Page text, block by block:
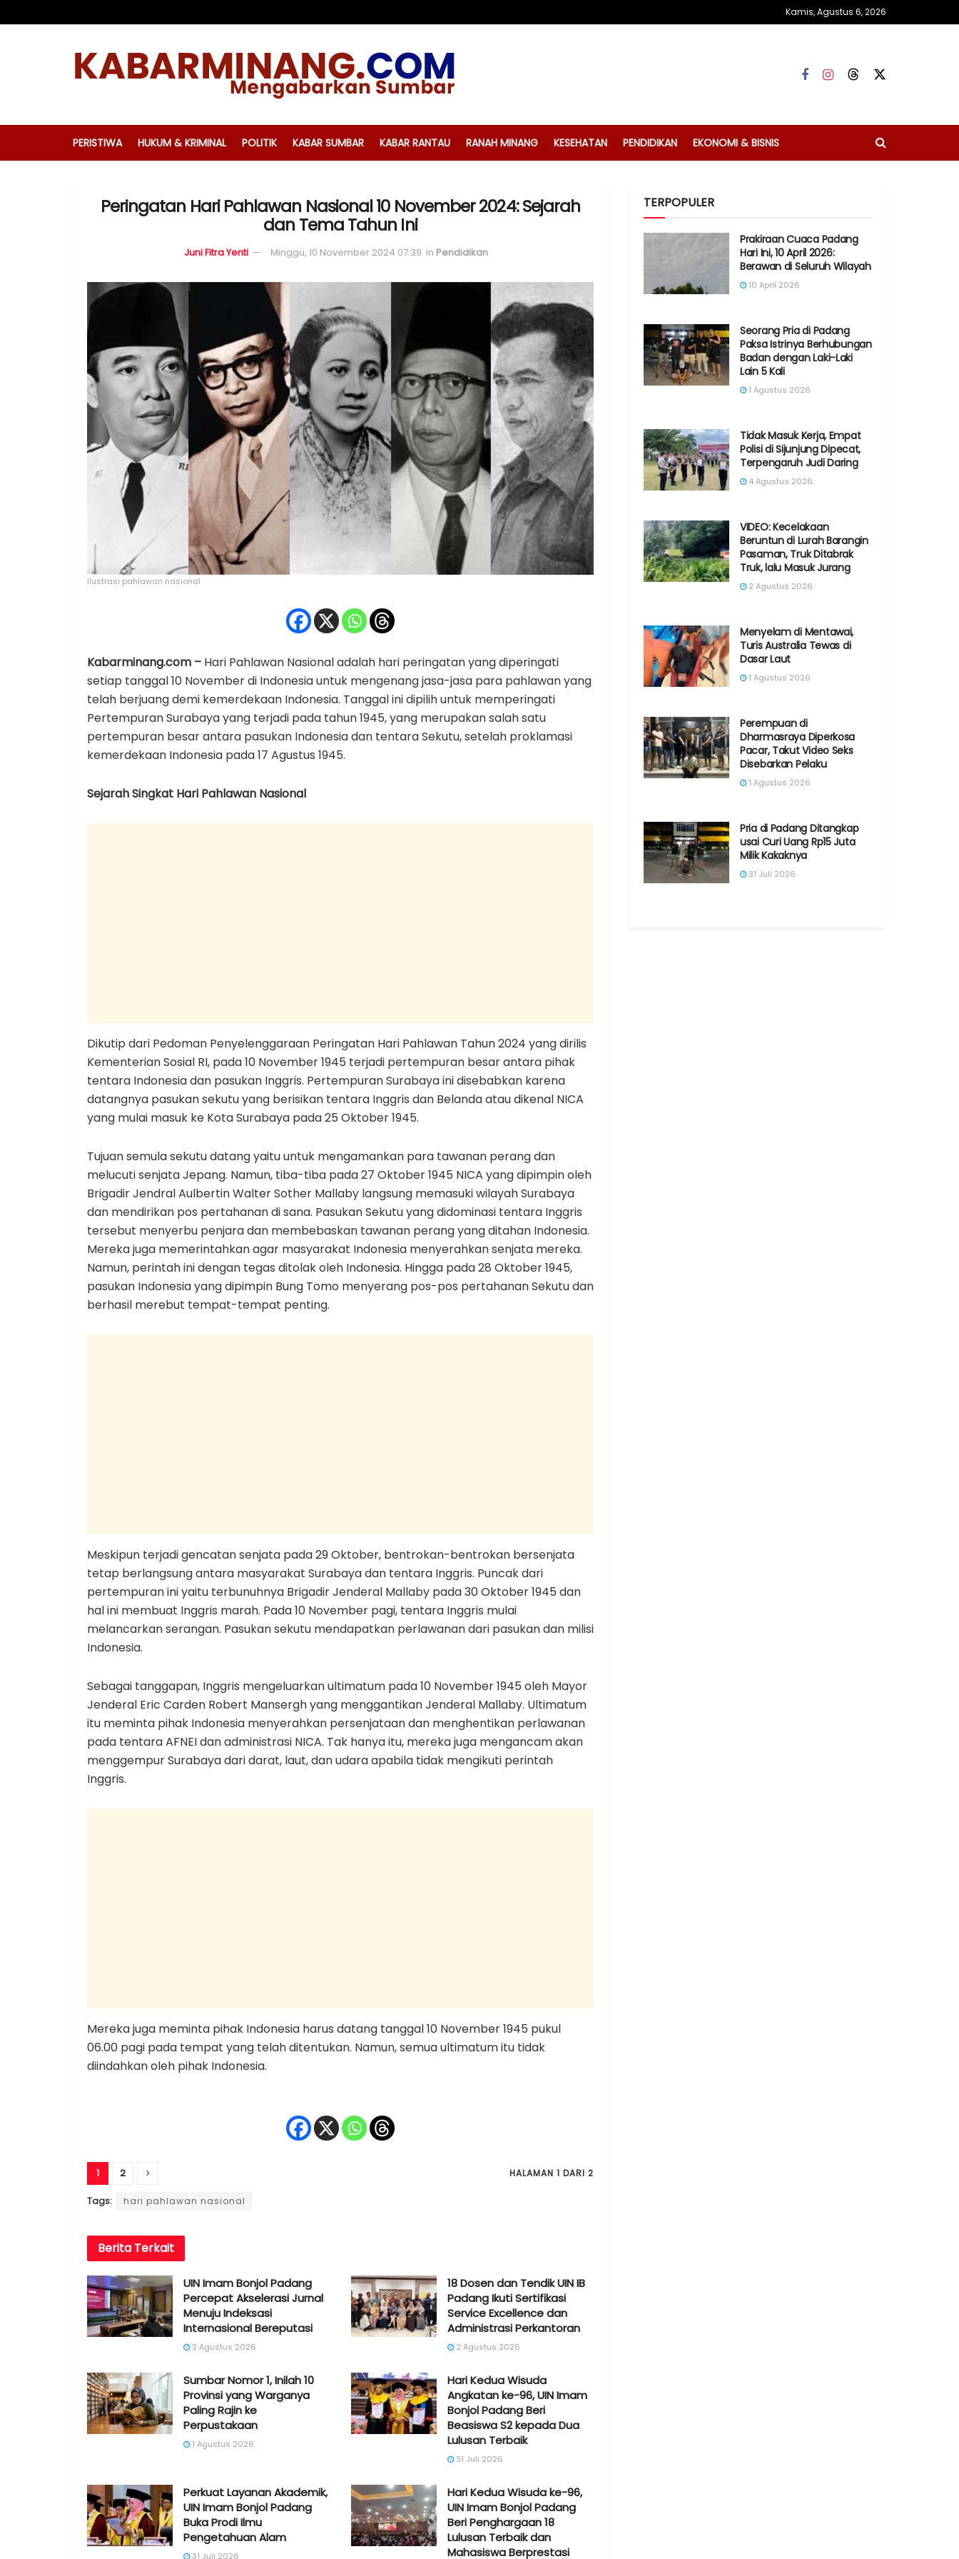
Kamis, Agustus 6, 2026
PERISTIWA HUKUM & KRIMINAL POLITIK KABAR SUMBAR KABAR RANTAU RANAH MINANG KESEHATAN PENDIDIKAN EKONOMI & BISNIS
Peringatan Hari Pahlawan Nasional 10 November 2024: Sejarah
dan Tema Tahun Ini
Juni Fitra Yenti Minggu, 10 November 2024 07:39 in Pendidikan
Ilustrasi pahlawan nasional
Kabarminang.com – Hari Pahlawan Nasional adalah hari peringatan yang diperingati
setiap tanggal 10 November di Indonesia untuk mengenang jasa-jasa para pahlawan yang
telah berjuang demi kemerdekaan Indonesia. Tanggal ini dipilih untuk memperingati
Pertempuran Surabaya yang terjadi pada tahun 1945, yang merupakan salah satu
pertempuran besar antara pasukan Indonesia dan tentara Sekutu, setelah proklamasi
kemerdekaan Indonesia pada 17 Agustus 1945.
Sejarah Singkat Hari Pahlawan Nasional
Dikutip dari Pedoman Penyelenggaraan Peringatan Hari Pahlawan Tahun 2024 yang dirilis
Kementerian Sosial RI, pada 10 November 1945 terjadi pertempuran besar antara pihak
tentara Indonesia dan pasukan Inggris. Pertempuran Surabaya ini disebabkan karena
datangnya pasukan sekutu yang berisikan tentara Inggris dan Belanda atau dikenal NICA
yang mulai masuk ke Kota Surabaya pada 25 Oktober 1945.
Tujuan semula sekutu datang yaitu untuk mengamankan para tawanan perang dan
melucuti senjata Jepang. Namun, tiba-tiba pada 27 Oktober 1945 NICA yang dipimpin oleh
Brigadir Jendral Aulbertin Walter Sother Mallaby langsung memasuki wilayah Surabaya
dan mendirikan pos pertahanan di sana. Pasukan Sekutu yang didominasi tentara Inggris
tersebut menyerbu penjara dan membebaskan tawanan perang yang ditahan Indonesia.
Mereka juga memerintahkan agar masyarakat Indonesia menyerahkan senjata mereka.
Namun, perintah ini dengan tegas ditolak oleh Indonesia. Hingga pada 28 Oktober 1945,
pasukan Indonesia yang dipimpin Bung Tomo menyerang pos-pos pertahanan Sekutu dan
berhasil merebut tempat-tempat penting.
Meskipun terjadi gencatan senjata pada 29 Oktober, bentrokan-bentrokan bersenjata
tetap berlangsung antara masyarakat Surabaya dan tentara Inggris. Puncak dari
pertempuran ini yaitu terbunuhnya Brigadir Jenderal Mallaby pada 30 Oktober 1945 dan
hal ini membuat Inggris marah. Pada 10 November pagi, tentara Inggris mulai
melancarkan serangan. Pasukan sekutu mendapatkan perlawanan dari pasukan dan milisi
Indonesia.
Sebagai tanggapan, Inggris mengeluarkan ultimatum pada 10 November 1945 oleh Mayor
Jenderal Eric Carden Robert Mansergh yang menggantikan Jenderal Mallaby. Ultimatum
itu meminta pihak Indonesia menyerahkan persenjataan dan menghentikan perlawanan
pada tentara AFNEI dan administrasi NICA. Tak hanya itu, mereka juga mengancam akan
menggempur Surabaya dari darat, laut, dan udara apabila tidak mengikuti perintah
Inggris.
Mereka juga meminta pihak Indonesia harus datang tanggal 10 November 1945 pukul
06.00 pagi pada tempat yang telah ditentukan. Namun, semua ultimatum itu tidak
diindahkan oleh pihak Indonesia.
HALAMAN 1 DARI 2
1 2
Tags: hari pahlawan nasional
Berita Terkait
UIN Imam Bonjol Padang
Percepat Akselerasi Jurnal
Menuju Indeksasi
Internasional Bereputasi
3 Agustus 2026
18 Dosen dan Tendik UIN IB
Padang Ikuti Sertifikasi
Service Excellence dan
Administrasi Perkantoran
2 Agustus 2026
Sumbar Nomor 1, Inilah 10
Provinsi yang Warganya
Paling Rajin ke
Perpustakaan
1 Agustus 2026
Hari Kedua Wisuda
Angkatan ke-96, UIN Imam
Bonjol Padang Beri
Beasiswa S2 kepada Dua
Lulusan Terbaik
31 Juli 2026
Perkuat Layanan Akademik,
UIN Imam Bonjol Padang
Buka Prodi Ilmu
Pengetahuan Alam
31 Juli 2026
Hari Kedua Wisuda ke-96,
UIN Imam Bonjol Padang
Beri Penghargaan 18
Lulusan Terbaik dan
Mahasiswa Berprestasi
TERPOPULER
Prakiraan Cuaca Padang
Hari Ini, 10 April 2026:
Berawan di Seluruh Wilayah
10 April 2026
Seorang Pria di Padang
Paksa Istrinya Berhubungan
Badan dengan Laki-Laki
Lain 5 Kali
1 Agustus 2026
Tidak Masuk Kerja, Empat
Polisi di Sijunjung Dipecat,
Terpengaruh Judi Daring
4 Agustus 2026
VIDEO: Kecelakaan
Beruntun di Lurah Barangin
Pasaman, Truk Ditabrak
Truk, lalu Masuk Jurang
2 Agustus 2026
Menyelam di Mentawai,
Turis Australia Tewas di
Dasar Laut
1 Agustus 2026
Perempuan di
Dharmasraya Diperkosa
Pacar, Takut Video Seks
Disebarkan Pelaku
1 Agustus 2026
Pria di Padang Ditangkap
usai Curi Uang Rp15 Juta
Milik Kakaknya
31 Juli 2026